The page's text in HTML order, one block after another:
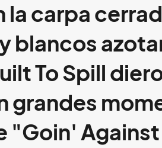
carpa
blancos
To Spill
grandes
"Goin' Against